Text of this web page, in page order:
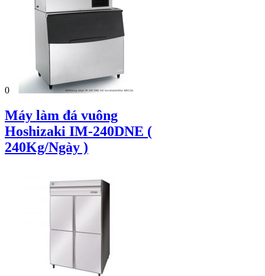
0
Máy làm đá vuông
Hoshizaki IM-240DNE (
240Kg/Ngày )